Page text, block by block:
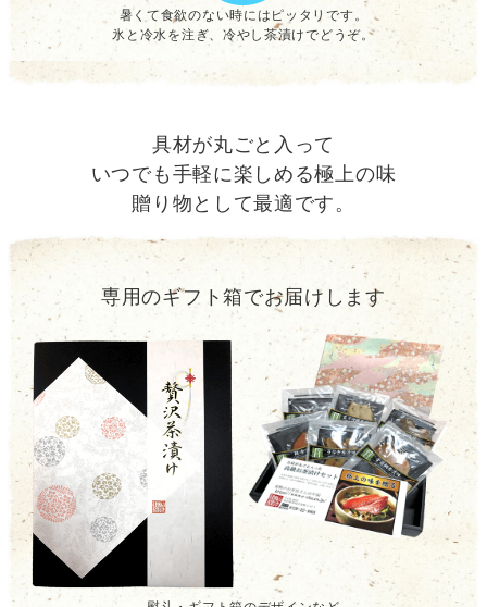
暑くて食欲のない時にはピッタリです。
氷と冷水を注ぎ、冷やし茶漬けでどうぞ。
具材が丸ごと入って
いつでも手軽に楽しめる極上の味
贈り物として最適です。
専用のギフト箱でお届けします